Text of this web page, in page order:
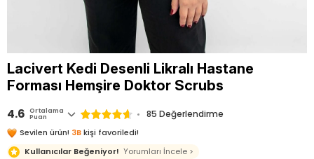
Lacivert Kedi Desenli Likralı Hastane
Forması Hemşire Doktor Scrubs
4.6 Ortalama
Puan 85 Değerlendirme
Sevilen ürün! 3Bkişi favoriledi!
Kullanıcılar Beğeniyor! Yorumları İncele >